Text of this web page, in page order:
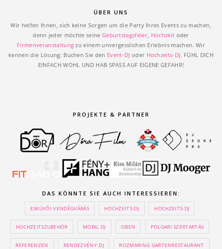
ÜBER UNS
Wir helfen Ihnen, sich keine Sorgen um die Party Ihres Events zu machen,
denn jeder möchte seine Geburtstagsfeier, Hochzeit oder
Firmenveranstaltung zu einem unvergesslichen Erlebnis machen. Wir
kennen die Lösung: Buchen Sie den Event-DJ oder Hochzeits-DJ. FÜHL DICH
EINFACH WOHL UND HAB SPASS AUF EIGENE GEFAHR!
PROJEKTE & PARTNER
DAS KÖNNTE SIE AUCH INTERESSIEREN:
ESKÜVŐI VENDÉGVÁRÁS HOCHZEITS-DJ HOCHZEITS-DJ
HOCHZEITSZUBEHÖR MOBIL DJ OBEN POLGARI SZERTARTÁS
REFERENZEN RENDEZVÉNY DJ ROZMARING GARTENRESTAURANT